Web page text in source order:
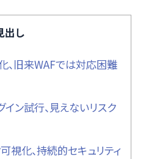
出し
、旧来WAFでは対応困難
イン試行、見えないリスク
視化、持続的セキュリティ